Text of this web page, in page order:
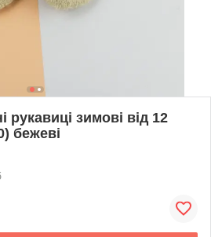
рукавиці зимові від 12
бежеві